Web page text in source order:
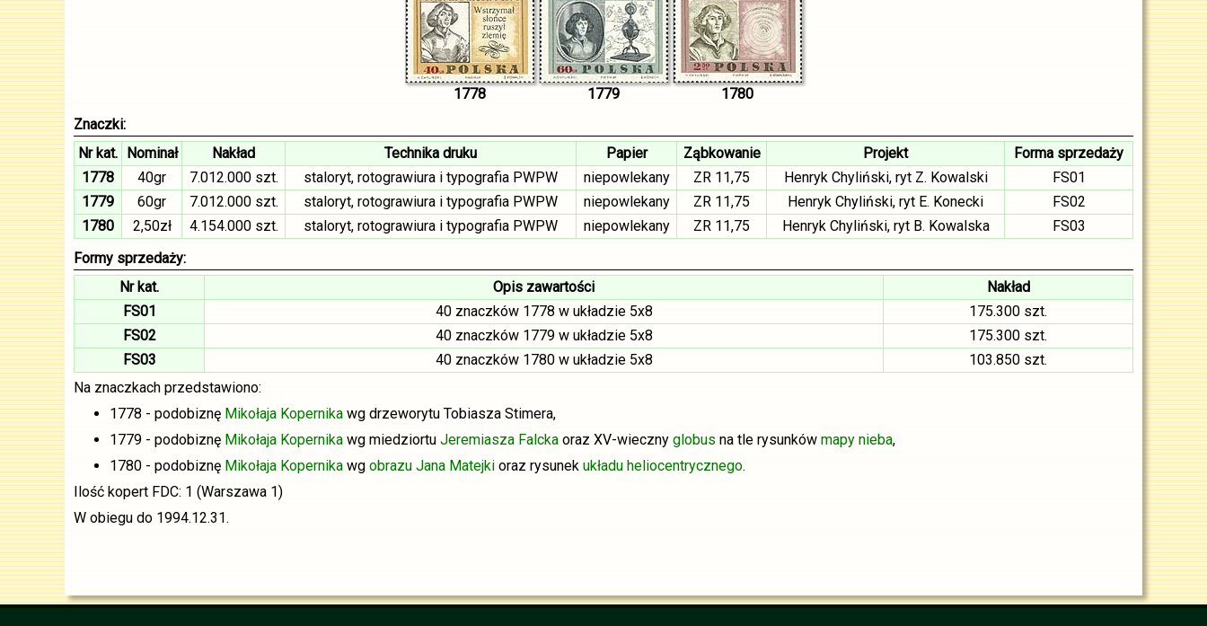
1778 1779
1780
Znaczki:
Nr kat. Nominał Nakład Technika druku Papier Ząbkowanie Projekt
Forma sprzedaży
1778
40gr 7.012.000 szt. staloryt, rotograwiura i typografia PWPW niepowlekany ZR 11,75 Henryk Chyliński, ryt Z. Kowalski
FS01
1779
60gr 7.012.000 szt. staloryt, rotograwiura i typografia PWPW niepowlekany ZR 11,75 Henryk Chyliński, ryt E. Konecki
FS02
1780
2,50zł 4.154.000 szt. staloryt, rotograwiura i typografia PWPW niepowlekany ZR 11,75 Henryk Chyliński, ryt B. Kowalska
FS03
Formy sprzedaży:
Nr kat.
Opis zawartości
Nakład
FS01
40 znaczków 1778 w układzie 5x8
175.300 szt.
FS02
40 znaczków 1779 w układzie 5x8
175.300 szt.
FS03
40 znaczków 1780 w układzie 5x8
103.850 szt.
Na znaczkach przedstawiono:
1778 - podobiznę Mikołaja Kopernika wg drzeworytu Tobiasza Stimera,
1779 - podobiznę Mikołaja Kopernika wg miedziortu Jeremiasza Falcka oraz XV-wieczny globus na tle rysunków mapy nieba,
1780 - podobiznę Mikołaja Kopernika wg obrazu Jana Matejki oraz rysunek układu heliocentrycznego.
Ilość kopert FDC: 1 (Warszawa 1)
W obiegu do 1994.12.31.